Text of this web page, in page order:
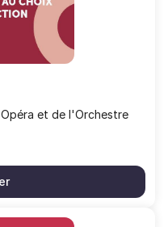
et de l'Orchestre